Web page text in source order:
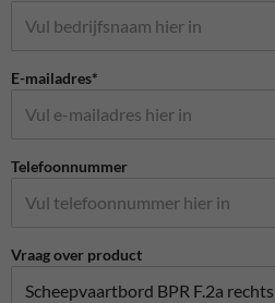
E-mailadres*
Telefoonnummer
Vraag over product